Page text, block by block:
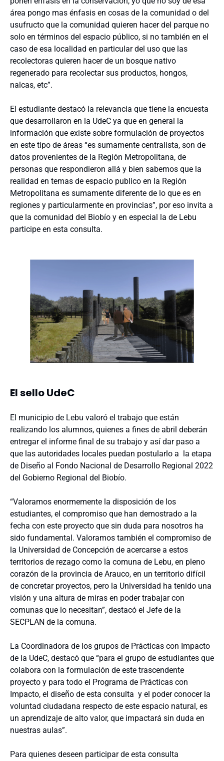
área pongo mas énfasis en cosas de la comunidad o del
usufructo que la comunidad quieren hacer del parque no
solo en términos del espacio público, si no también en el
caso de esa localidad en particular del uso que las
recolectoras quieren hacer de un bosque nativo
regenerado para recolectar sus productos, hongos,
nalcas, etc”.
El estudiante destacó la relevancia que tiene la encuesta
que desarrollaron en la UdeC ya que en general la
información que existe sobre formulación de proyectos
en este tipo de áreas “es sumamente centralista, son de
datos provenientes de la Región Metropolitana, de
personas que respondieron allá y bien sabemos que la
realidad en temas de espacio publico en la Región
Metropolitana es sumamente diferente de lo que es en
regiones y particularmente en provincias”, por eso invita a
que la comunidad del Biobío y en especial la de Lebu
participe en esta consulta.
El sello UdeC
El municipio de Lebu valoró el trabajo que están
realizando los alumnos, quienes a fines de abril deberán
entregar el informe final de su trabajo y así dar paso a
que las autoridades locales puedan postularlo a la etapa
de Diseño al Fondo Nacional de Desarrollo Regional 2022
del Gobierno Regional del Biobío.
“Valoramos enormemente la disposición de los
estudiantes, el compromiso que han demostrado a la
fecha con este proyecto que sin duda para nosotros ha
sido fundamental. Valoramos también el compromiso de
la Universidad de Concepción de acercarse a estos
territorios de rezago como la comuna de Lebu, en pleno
corazón de la provincia de Arauco, en un territorio difícil
de concretar proyectos, pero la Universidad ha tenido una
visión y una altura de miras en poder trabajar con
comunas que lo necesitan”, destacó el Jefe de la
SECPLAN de la comuna.
La Coordinadora de los grupos de Prácticas con Impacto
de la UdeC, destacó que “para el grupo de estudiantes que
colabora con la formulación de este trascendente
proyecto y para todo el Programa de Prácticas con
Impacto, el diseño de esta consulta y el poder conocer la
voluntad ciudadana respecto de este espacio natural, es
un aprendizaje de alto valor, que impactará sin duda en
nuestras aulas”.
Para quienes deseen participar de esta consulta